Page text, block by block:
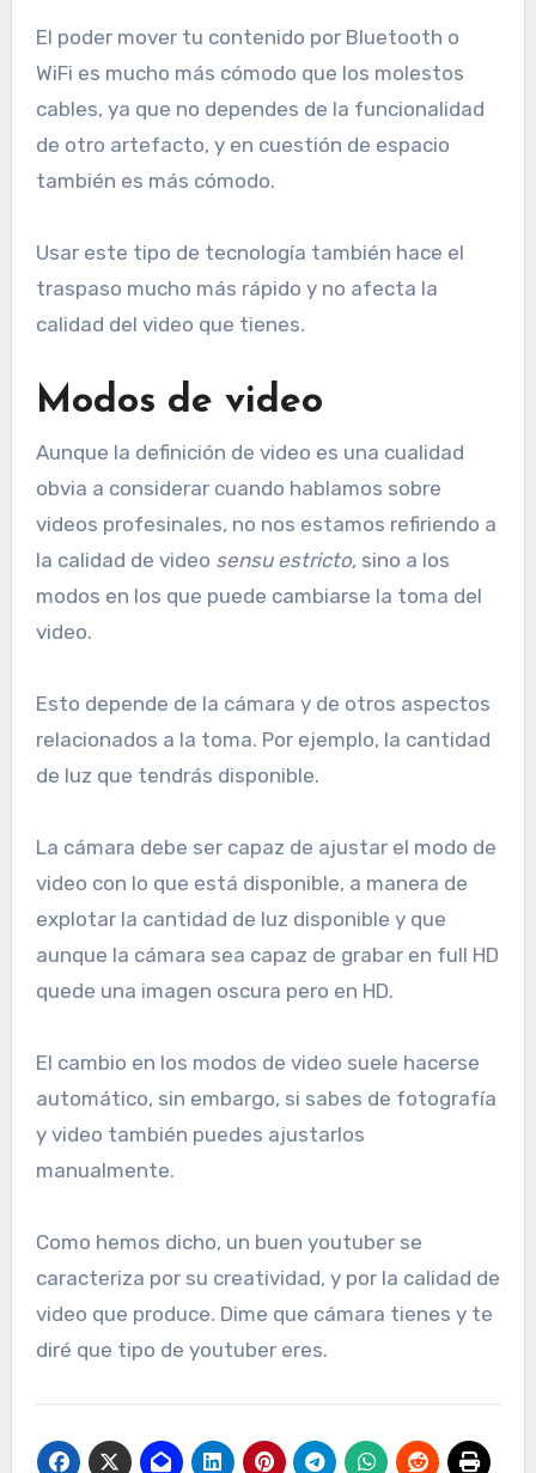
El poder mover tu contenido por Bluetooth o
WiFi es mucho más cómodo que los molestos
cables, ya que no dependes de la funcionalidad
de otro artefacto, y en cuestión de espacio
también es más cómodo.
Usar este tipo de tecnología también hace el
traspaso mucho más rápido y no afecta la
calidad del video que tienes.
Modos de video
Aunque la definición de video es una cualidad
obvia a considerar cuando hablamos sobre
videos profesinales, no nos estamos refiriendo a
la calidad de video sensu estricto, sino a los
modos en los que puede cambiarse la toma del
video.
Esto depende de la cámara y de otros aspectos
relacionados a la toma. Por ejemplo, la cantidad
de luz que tendrás disponible.
La cámara debe ser capaz de ajustar el modo de
video con lo que está disponible, a manera de
explotar la cantidad de luz disponible y que
aunque la cámara sea capaz de grabar en full HD
quede una imagen oscura pero en HD.
El cambio en los modos de video suele hacerse
automático, sin embargo, si sabes de fotografía
y video también puedes ajustarlos
manualmente.
Como hemos dicho, un buen youtuber se
caracteriza por su creatividad, y por la calidad de
video que produce. Dime que cámara tienes y te
diré que tipo de youtuber eres.